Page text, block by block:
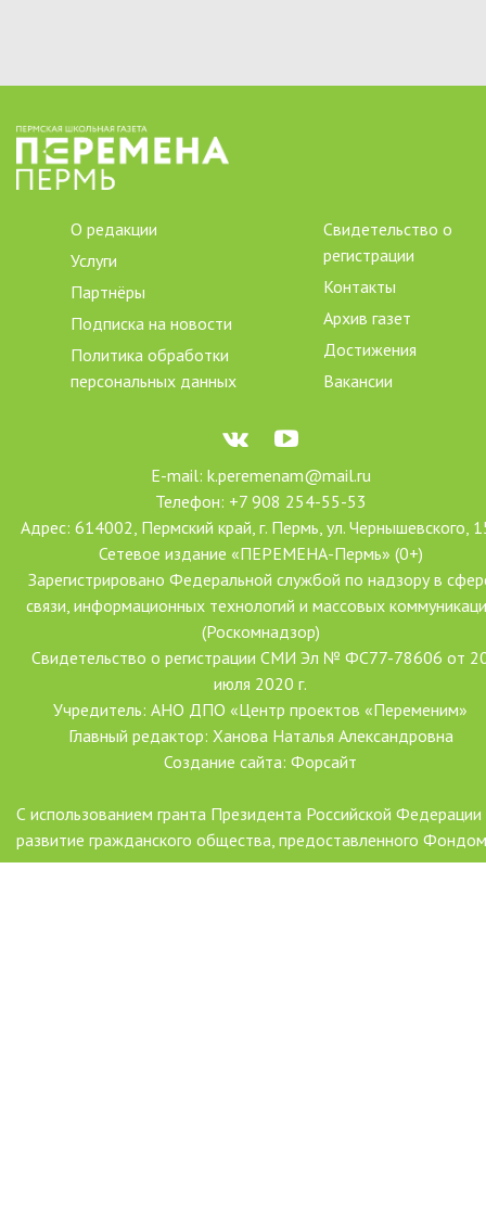
О редакции
Услуги
Партнёры
Подписка на новости
Политика обработки
персональных данных
Свидетельство о
регистрации
Контакты
Архив газет
Достижения
Вакансии
E-mail: k.peremenam@mail.ru
Телефон: +7 908 254-55-53
Адрес: 614002, Пермский край, г. Пермь, ул. Чернышевского,
Сетевое издание «ПЕРЕМЕНА-Пермь» (0+)
Зарегистрировано Федеральной службой по надзору в
связи, информационных технологий и массовых
(Роскомнадзор)
Свидетельство о регистрации СМИ Эл № ФС77-78606 от
июля 2020 г.
Учредитель: АНО ДПО «Центр проектов «Переменим»
Главный редактор: Ханова Наталья Александровна
Создание сайта: Форсайт
С использованием гранта Президента Российской Федерации
развитие гражданского общества, предоставленного Фондом
президентских грантов